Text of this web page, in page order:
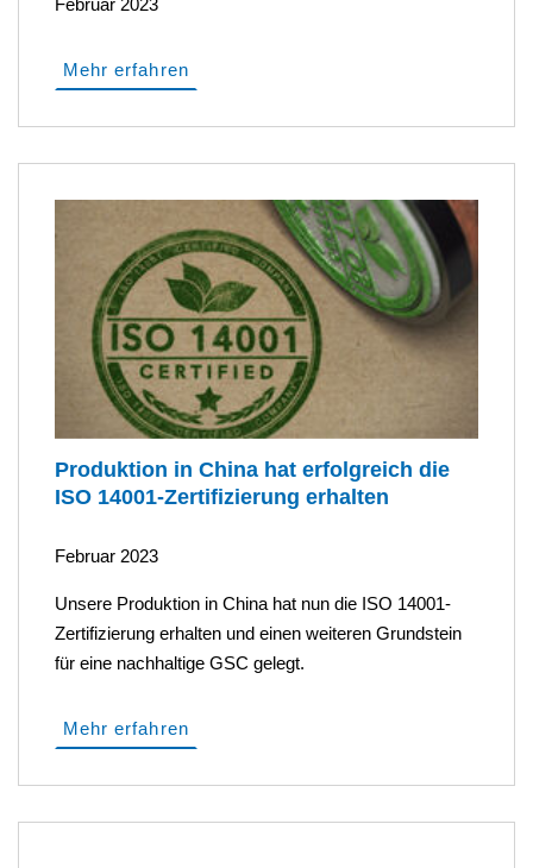
Februar 2023
Mehr erfahren
Produktion in China hat erfolgreich die
ISO 14001-Zertifizierung erhalten
Februar 2023
Unsere Produktion in China hat nun die ISO 14001-
Zertifizierung erhalten und einen weiteren Grundstein
für eine nachhaltige GSC gelegt.
Mehr erfahren